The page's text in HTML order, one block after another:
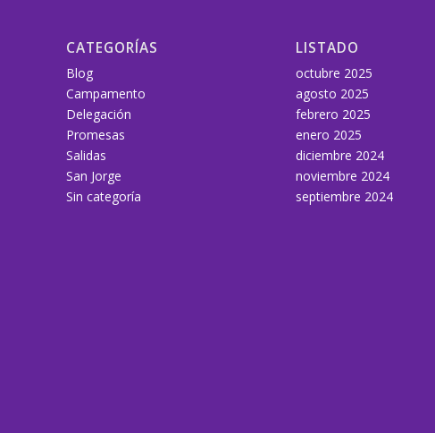
CATEGORÍAS
Blog
Campamento
Delegación
Promesas
Salidas
San Jorge
Sin categoría
LISTADO
octubre 2025
agosto 2025
febrero 2025
enero 2025
diciembre 2024
noviembre 2024
septiembre 2024